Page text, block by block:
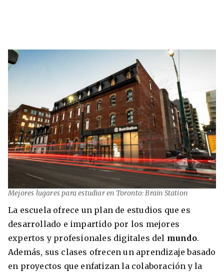
Mejores lugares para estudiar en Toronto: Brain Station
La escuela ofrece un plan de estudios que es
desarrollado e impartido por los mejores
expertos y profesionales digitales del mundo.
Además, sus clases ofrecen un aprendizaje basado
en proyectos que enfatizan la colaboración y la